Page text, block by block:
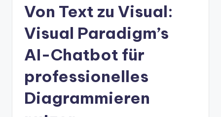
Von Text zu Visual:
Visual Paradigm’s
AI-Chatbot für
professionelles
Diagrammieren